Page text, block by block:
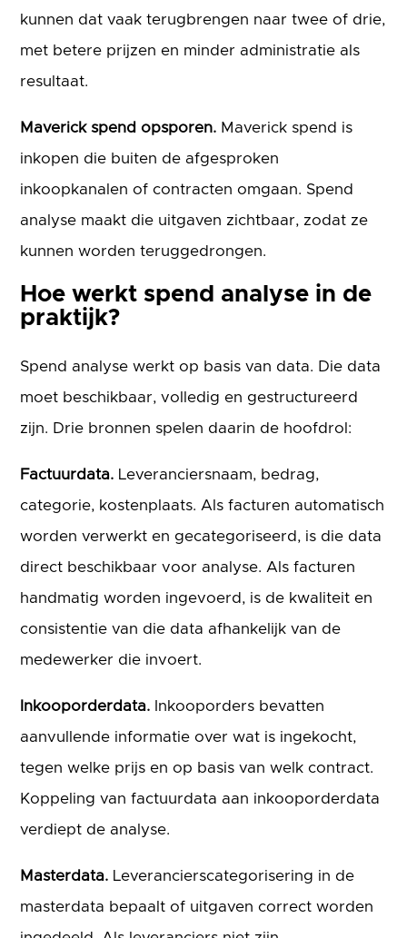
kunnen dat vaak terugbrengen naar twee of drie,
met betere prijzen en minder administratie als
resultaat.
Maverick spend opsporen. Maverick spend is
inkopen die buiten de afgesproken
inkoopkanalen of contracten omgaan. Spend
analyse maakt die uitgaven zichtbaar, zodat ze
kunnen worden teruggedrongen.
Hoe werkt spend analyse in de
praktijk?
Spend analyse werkt op basis van data. Die data
moet beschikbaar, volledig en gestructureerd
zijn. Drie bronnen spelen daarin de hoofdrol:
Factuurdata. Leveranciersnaam, bedrag,
categorie, kostenplaats. Als facturen automatisch
worden verwerkt en gecategoriseerd, is die data
direct beschikbaar voor analyse. Als facturen
handmatig worden ingevoerd, is de kwaliteit en
consistentie van die data afhankelijk van de
medewerker die invoert.
Inkooporderdata. Inkooporders bevatten
aanvullende informatie over wat is ingekocht,
tegen welke prijs en op basis van welk contract.
Koppeling van factuurdata aan inkooporderdata
verdiept de analyse.
Masterdata. Leverancierscategorisering in de
masterdata bepaalt of uitgaven correct worden